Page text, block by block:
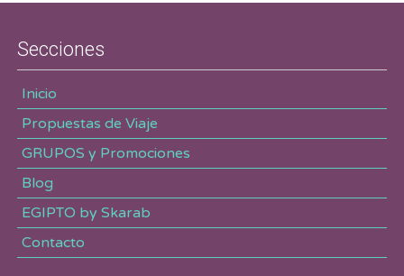
Secciones
Inicio
Propuestas de Viaje
GRUPOS y Promociones
Blog
EGIPTO by Skarab
Contacto